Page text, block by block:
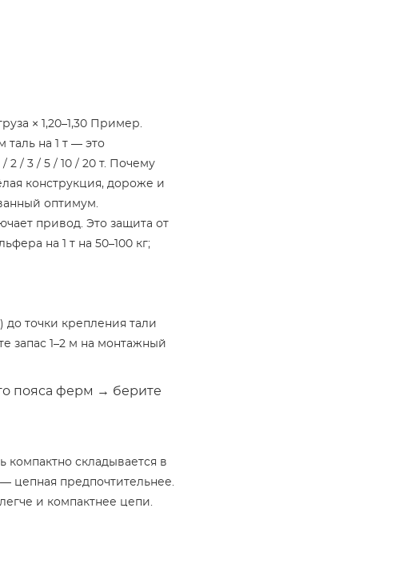
× 1,20–1,30 Пример.
таль на 1 т — это
2 / 3 / 5 / 10 / 20 т. Почему
конструкция, дороже и
оптимум.
привод. Это защита от
на 1 т на 50–100 кг;
до точки крепления тали
запас 1–2 м на монтажный
пояса ферм → берите
компактно складывается в
цепная предпочтительнее.
и компактнее цепи.